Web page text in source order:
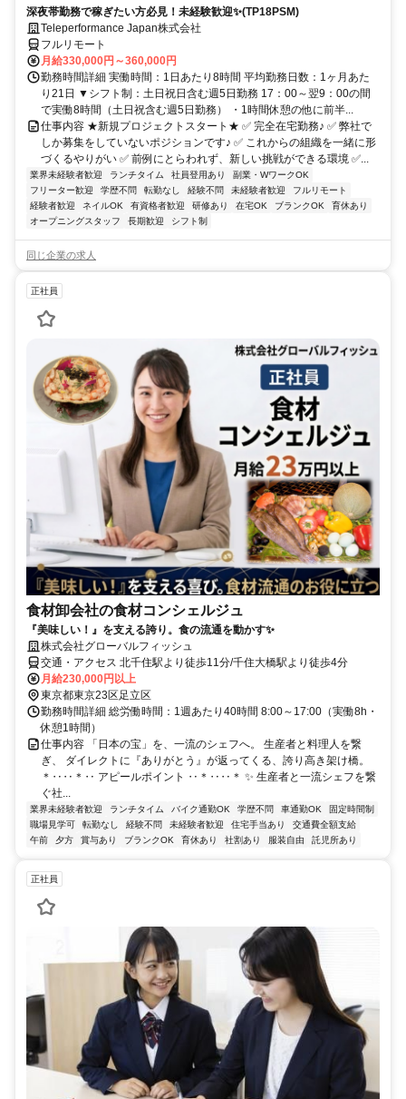
深夜帯勤務で稼ぎたい方必見！未経験歓迎✨(TP18PSM)
Teleperformance Japan株式会社
フルリモート
月給330,000円～360,000円
勤務時間詳細 実働時間：1日あたり8時間 平均勤務日数：1ヶ月あた
り21日 ▼シフト制：土日祝日含む週5日勤務 17：00～翌9：00の間
で実働8時間（土日祝含む週5日勤務） ・1時間休憩の他に前半...
仕事内容 ★新規プロジェクトスタート★ ✅ 完全在宅勤務♪ ✅ 弊社で
しか募集をしていないポジションです♪ ✅ これからの組織を一緒に形
づくるやりがい ✅ 前例にとらわれず、新しい挑戦ができる環境 ✅...
業界未経験者歓迎 ランチタイム 社員登用あり
副業・WワークOK
フリーター歓迎
学歴不問 転勤なし 経験不問 未経験者歓迎
フルリモート
経験者歓迎
ネイルOK 有資格者歓迎 研修あり 在宅OK ブランクOK
育休あり
オープニングスタッフ
長期歓迎 シフト制
同じ企業の求人
正社員
食材卸会社の食材コンシェルジュ
『美味しい！』を支える誇り。食の流通を動かす✨
株式会社グローバルフィッシュ
交通・アクセス 北千住駅より徒歩11分/千住大橋駅より徒歩4分
月給230,000円以上
東京都東京23区足立区
勤務時間詳細 総労働時間：1週あたり40時間 8:00～17:00（実働8h・
休憩1時間）
仕事内容 「日本の宝」を、一流のシェフへ。 生産者と料理人を繋
ぎ、 ダイレクトに『ありがとう』が返ってくる、誇り高き架け橋。
＊‥‥＊‥ アピールポイント ‥＊‥‥＊ ✨ 生産者と一流シェフを繋
ぐ社...
業界未経験者歓迎 ランチタイム バイク通勤OK 学歴不問 車通勤OK
固定時間制
職場見学可
転勤なし 経験不問 未経験者歓迎 住宅手当あり
交通費全額支給
午前
夕方 賞与あり ブランクOK 育休あり 社割あり 服装自由 託児所あり
正社員